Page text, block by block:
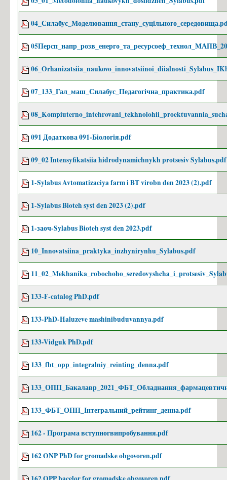
Іменні стипендії
Патенти
Переможці конкурсів
Випускники кафедри, які захистили кандидатські дисертації
Наукові досягнення викладачів
Вступ 2025
Інформація на сайті ПК (Бакалавр)
Розклад роботи/Етапи вступної кампанії
Каталог вступника (бакалавр)
Освітньо-професійна програма "Біотехнології"
МАГІСТРАТУРА 2025
Інформація на сайті ФБТ (Магістр)
Програма випробувань магістр (2025)
Освітньо-професійна програма "Біотехнології" (магістр)
Освітньо-наукова програма "Біотехнології" (магістр)
АСПІРАНТУРА 2025
Інформація на сайті Відділу Аспірантури та Докторантури
Інформація на сайті ФБТ (Аспірантура)
Програма випробувань PhD (2024)
Програма додаткових випробувань PhD(2024)
Приймальна комісія КПІ ім. Ігоря Сікорського
Правила прийому до КПІ ім. Ігоря Сікорського 2025
07_133_Гал_маш_Силабус_Педагогічна_практика.pdf
091 Додаткова 091-Біологія.pdf
09_02 Intensyfikatsiia hidrodynamichnykh protsesiv Sylabus.pdf
1-Sylabus Avtomatizaciya farm i BT virobn den 2023 (2).pdf
1-Sylabus Bioteh syst den 2023 (2).pdf
1-заоч-Sylabus Bioteh syst den 2023.pdf
10_Innovatsiina_praktyka_inzhynirynhu_Sylabus.pdf
133-F-catalog PhD.pdf
133-PhD-Haluzeve mashinibuduvannya.pdf
133-Vidguk PhD.pdf
133_fbt_opp_integralniy_reinting_denna.pdf
133_ФБТ_ОПП_Інтегральний_рейтинг_денна.pdf
162 - Програма вступногвипробування.pdf
162 ONP PhD for gromadske obgovoren.pdf